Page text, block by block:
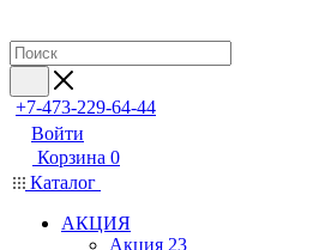
+7-473-229-64-44
Войти
Корзина 0
Каталог
АКЦИЯ
Акция 23